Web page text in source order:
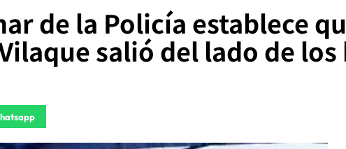
de la Policía establece
salió del lado de